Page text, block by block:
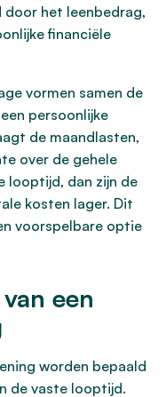
het leenbedrag,
financiële
vormen samen de
persoonlijke
de maandlasten,
over de gehele
looptijd, dan zijn de
kosten lager. Dit
voorspelbare optie
een
worden bepaald
de vaste looptijd.